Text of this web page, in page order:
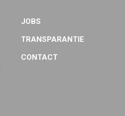
JOBS
TRANSPARANTIE
CONTACT